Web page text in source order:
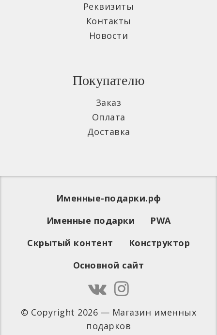
Реквизиты
Контакты
Новости
Покупателю
Заказ
Оплата
Доставка
Именные-подарки.рф
Именные подарки
PWA
Скрытый контент
Конструктор
Основной сайт
© Copyright 2026 — Магазин именных
подарков